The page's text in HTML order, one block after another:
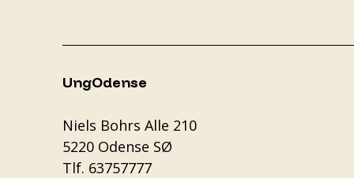
UngOdense
Niels Bohrs Alle 210
5220 Odense SØ
Tlf. 63757777